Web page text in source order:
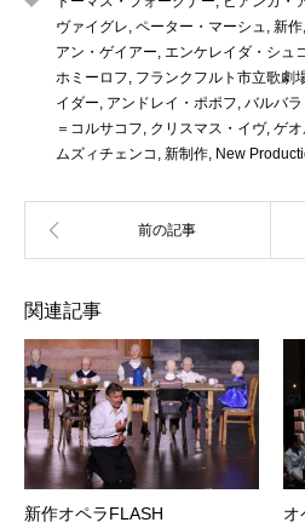
ヴァイグレ ペーター・マーシュ 新作
アン・ゲイアー エンケレイダ・シュ
ホミーロフ フランクフルト市立歌劇
イダー アンドレイ・ポポフ バルバ
＝コルサコフ クリスマス・イヴ, ゲ
ムズィチェンコ 新制作 New
関連記事
新作オペラFLASH
オ